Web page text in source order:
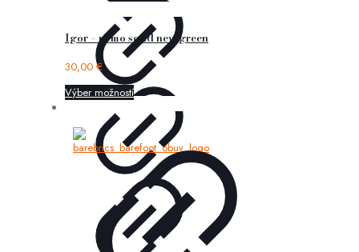
Igor – nemo solid new green
30,00 €
Výber možností